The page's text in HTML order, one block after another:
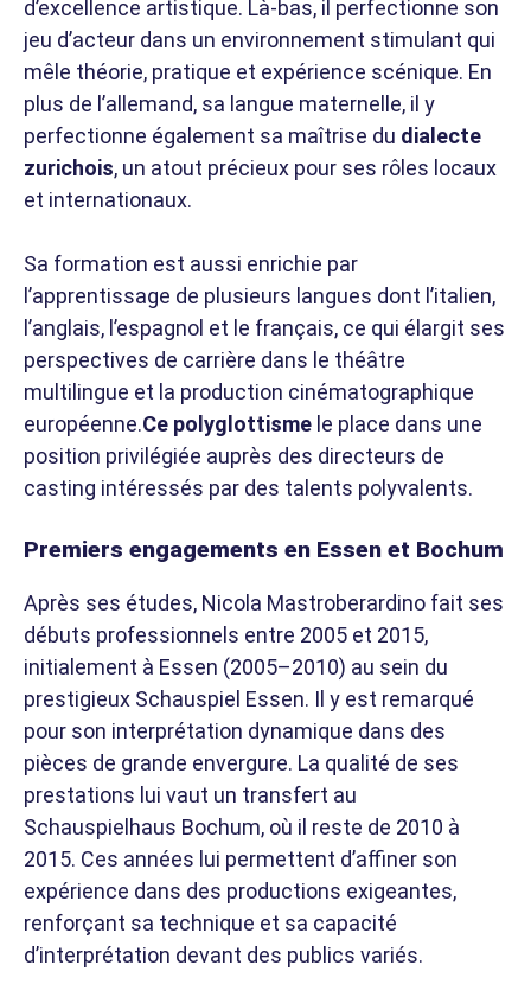
d’excellence artistique. Là-bas, il perfectionne son
jeu d’acteur dans un environnement stimulant qui
mêle théorie, pratique et expérience scénique. En
plus de l’allemand, sa langue maternelle, il y
perfectionne également sa maîtrise du dialecte
zurichois, un atout précieux pour ses rôles locaux
et internationaux.
Sa formation est aussi enrichie par
l’apprentissage de plusieurs langues dont l’italien,
l’anglais, l’espagnol et le français, ce qui élargit ses
perspectives de carrière dans le théâtre
multilingue et la production cinématographique
européenne.Ce polyglottisme le place dans une
position privilégiée auprès des directeurs de
casting intéressés par des talents polyvalents.
Premiers engagements en Essen et Bochum
Après ses études, Nicola Mastroberardino fait ses
débuts professionnels entre 2005 et 2015,
initialement à Essen (2005–2010) au sein du
prestigieux Schauspiel Essen. Il y est remarqué
pour son interprétation dynamique dans des
pièces de grande envergure. La qualité de ses
prestations lui vaut un transfert au
Schauspielhaus Bochum, où il reste de 2010 à
2015. Ces années lui permettent d’affiner son
expérience dans des productions exigeantes,
renforçant sa technique et sa capacité
d’interprétation devant des publics variés.